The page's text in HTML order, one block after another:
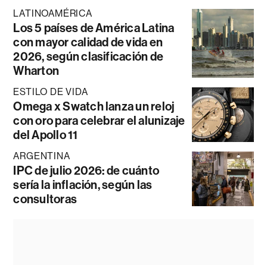
LATINOAMÉRICA
Los 5 países de América Latina
con mayor calidad de vida en
2026, según clasificación de
Wharton
ESTILO DE VIDA
Omega x Swatch lanza un reloj
con oro para celebrar el alunizaje
del Apollo 11
ARGENTINA
IPC de julio 2026: de cuánto
sería la inflación, según las
consultoras